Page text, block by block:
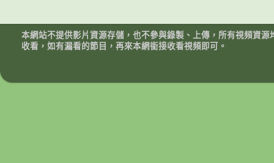
本網站不提供影片資源存儲，也不參與錄製、上傳，所有視頻資
收看，如有漏看的節目，再來本網銜接收看視頻即可。